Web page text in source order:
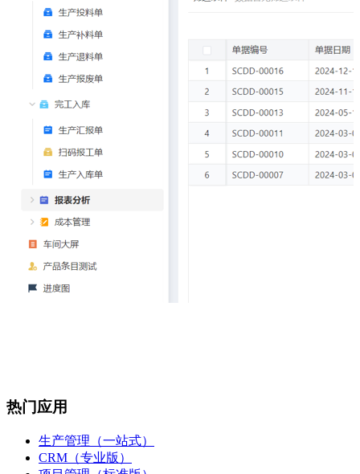
热门应用
生产管理（一站式）
CRM（专业版）